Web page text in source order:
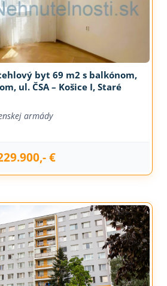
byt 69 m2 s balkónom,
ul. ČSA – Košice I, Staré
armády
€